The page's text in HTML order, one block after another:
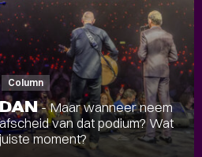
Column
- Maar wanneer neem
van dat podium? Wat
moment?